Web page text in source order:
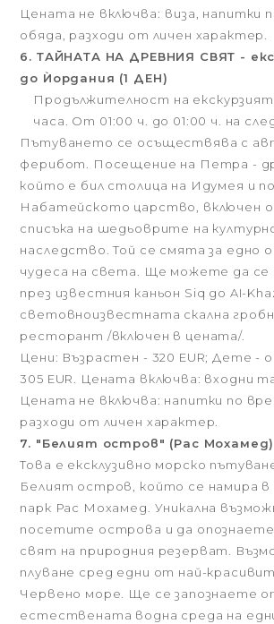
Цената не включва: виза, напитки
обяда, разходи от личен характер.
6. ТАЙНАТА НА ДРЕВНИЯ СВЯТ -
до Ѝордания (1 ДЕН)
Продължителност на
часа. От 01:00 ч. до 01:00 ч. на
Пътуването се осъществява с
ферибот. Посещение на Петра -
който е бил столица на Идумея и
Набатейското царство,
списъка на шедьоврите на
наследство. Той се смята за едно
чудеса на света. Ще можете да се
през известния каньон Siq до AI-
световноизвестната скална
ресторант /включен в цената/.
Цени: Възрастен - 320 EUR; Дете -
305 EUR. Цената включва: входни
Цената не включва: напитки по
разходи от личен характер.
7. "Белият остров" (Рас Мохамед)
Това е ексклузивно морско
Белият остров, който се намира в
парк Рас Мохамед. Уникална
посетите острова и да
свят на природния резерват.
плуване сред едни от най-
Червено море. Ще се запознаете
естествената водна среда на